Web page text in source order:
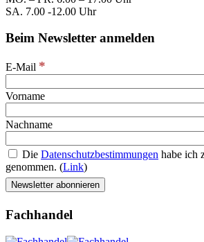
SA. 7.00 -12.00 Uhr
Beim Newsletter anmelden
E-Mail *
Vorname
Nachname
Die Datenschutzbestimmungen habe ich
genommen. (Link)
Fachhandel